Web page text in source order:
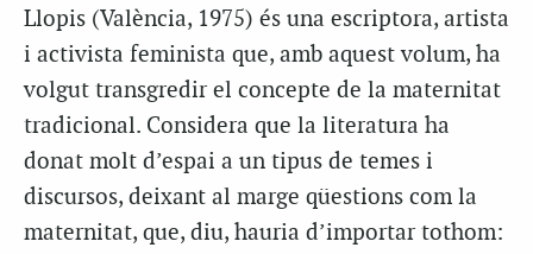
Llopis (València, 1975) és una escriptora, artista
i activista feminista que, amb aquest volum, ha
volgut transgredir el concepte de la maternitat
tradicional. Considera que la literatura ha
donat molt d’espai a un tipus de temes i
discursos, deixant al marge qüestions com la
maternitat, que, diu, hauria d’importar tothom: